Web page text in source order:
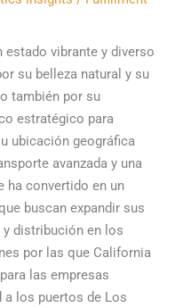
vibrante y diverso
su belleza natural y su
también por su
estratégico para
ubicación geográfica
avanzada y una
ha convertido en un
buscan expandir sus
distribución en los
por las que California
las empresas
a los puertos de Los